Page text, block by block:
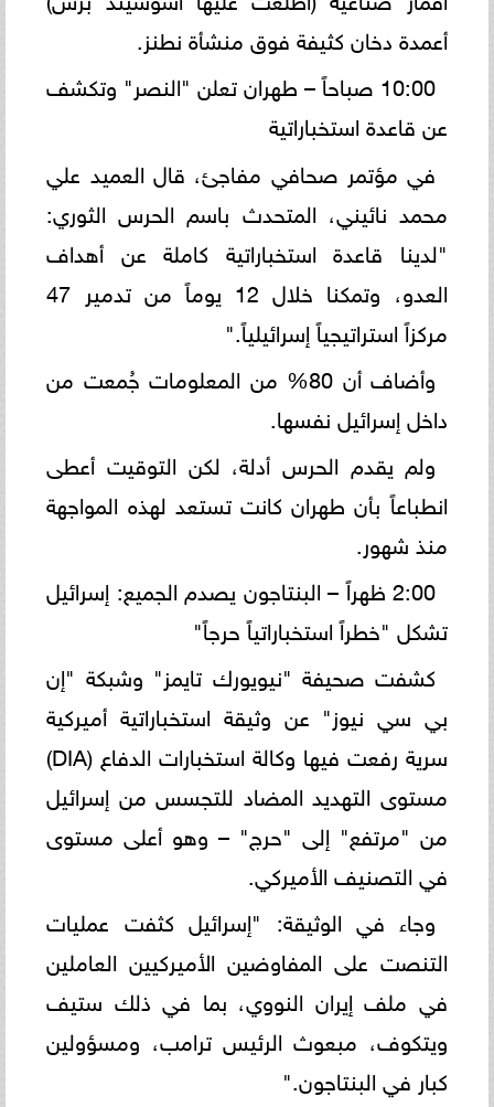
أعمدة دخان كثيفة فوق منشأة نطنز.
10:00 صباحاً – طهران تعلن "النصر" وتكشف
عن قاعدة استخباراتية
في مؤتمر صحافي مفاجئ، قال العميد علي
محمد نائيني، المتحدث باسم الحرس الثوري:
"لدينا قاعدة استخباراتية كاملة عن أهداف
العدو، وتمكنا خلال 12 يوماً من تدمير 47
مركزاً استراتيجياً إسرائيلياً."
وأضاف أن 80% من المعلومات جُمعت من
داخل إسرائيل نفسها.
ولم يقدم الحرس أدلة، لكن التوقيت أعطى
انطباعاً بأن طهران كانت تستعد لهذه المواجهة
منذ شهور.
2:00 ظهراً – البنتاجون يصدم الجميع: إسرائيل
تشكل "خطراً استخباراتياً حرجاً"
كشفت صحيفة "نيويورك تايمز" وشبكة "إن
بي سي نيوز" عن وثيقة استخباراتية أميركية
سرية رفعت فيها وكالة استخبارات الدفاع (DIA)
مستوى التهديد المضاد للتجسس من إسرائيل
من "مرتفع" إلى "حرج" – وهو أعلى مستوى
في التصنيف الأميركي.
وجاء في الوثيقة: "إسرائيل كثفت عمليات
التنصت على المفاوضين الأميركيين العاملين
في ملف إيران النووي، بما في ذلك ستيف
ويتكوف، مبعوث الرئيس ترامب، ومسؤولين
كبار في البنتاجون."